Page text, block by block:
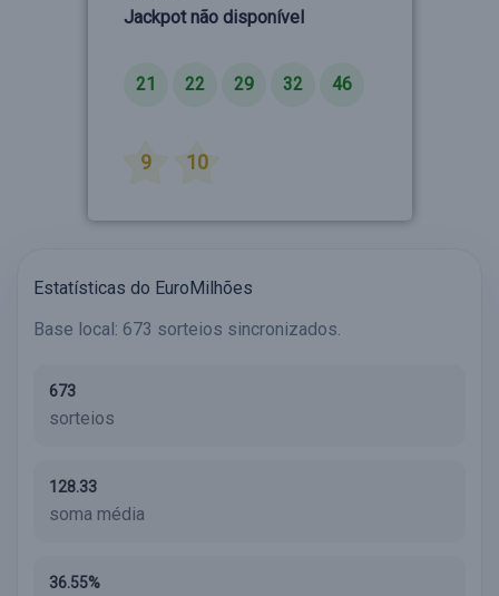
Jackpot não disponível
21 22 29 32 46
9 10
Estatísticas do EuroMilhões
Base local: 673 sorteios sincronizados.
673
sorteios
128.33
soma média
36.55%